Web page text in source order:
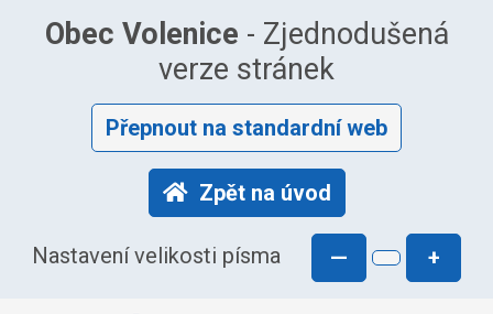
Obec Volenice - Zjednodušená
verze stránek
Přepnout na standardní web
Zpět na úvod
Nastavení velikosti písma — +